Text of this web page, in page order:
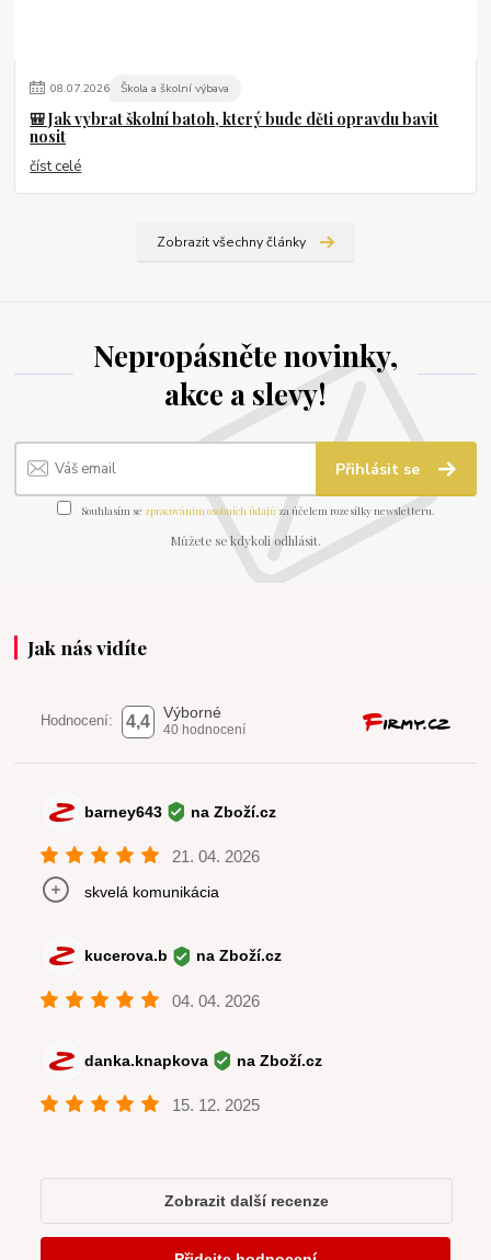
08.07.2026 Škola a školní výbava
🎒 Jak vybrat školní batoh, který bude děti opravdu bavit
nosit
číst celé
Zobrazit všechny články
Nepropásněte novinky,
akce a slevy!
Přihlásit se
Souhlasím se zpracováním osobních údajů za účelem rozesílky newsletteru.
Můžete se kdykoli odhlásit.
Jak nás vidíte